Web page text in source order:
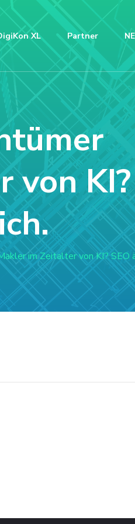
XL Partner
von KI?
im Zeitalter von KI? SEO